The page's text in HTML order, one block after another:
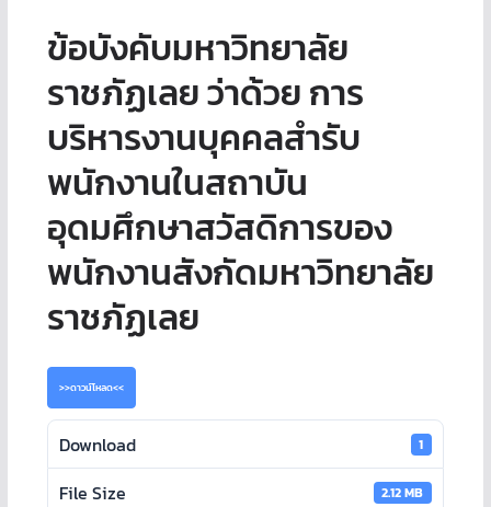
ข้อบังคับมหาวิทยาลัย
ราชภัฏเลย ว่าด้วย การ
บริหารงานบุคคลสำรับ
พนักงานในสถาบัน
อุดมศึกษาสวัสดิการของ
พนักงานสังกัดมหาวิทยาลัย
ราชภัฏเลย
>>ดาวน์โหลด<<
Download 1
File Size 2.12 MB